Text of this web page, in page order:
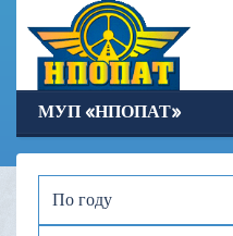
МУП «НПОПАТ»
По году